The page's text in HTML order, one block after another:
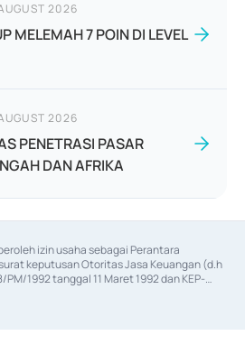
2026
MELEMAH 7 POIN DI LEVEL
2026
PENETRASI PASAR
DAN AFRIKA
izin usaha sebagai Perantara
keputusan Otoritas Jasa Keuangan (d.h
PM/1992 tanggal 11 Maret 1992 dan KEP-
2014, izin usaha sebagai Penjamin Emisi
Otoritas Jasa Keuangan Nomor KEP-